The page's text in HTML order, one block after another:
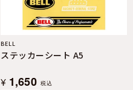
BELL
ステッカーシート A5
¥ 1,650 税込